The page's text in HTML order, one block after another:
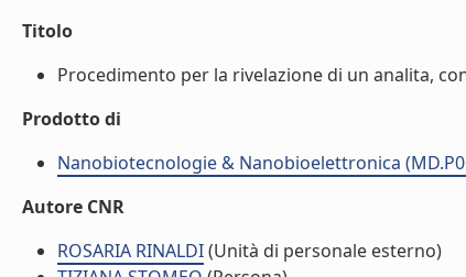
Titolo
Procedimento per la rivelazione di un analita,
Prodotto di
Nanobiotecnologie & Nanobioelettronica
Autore CNR
ROSARIA RINALDI(Unità di personale esterno)